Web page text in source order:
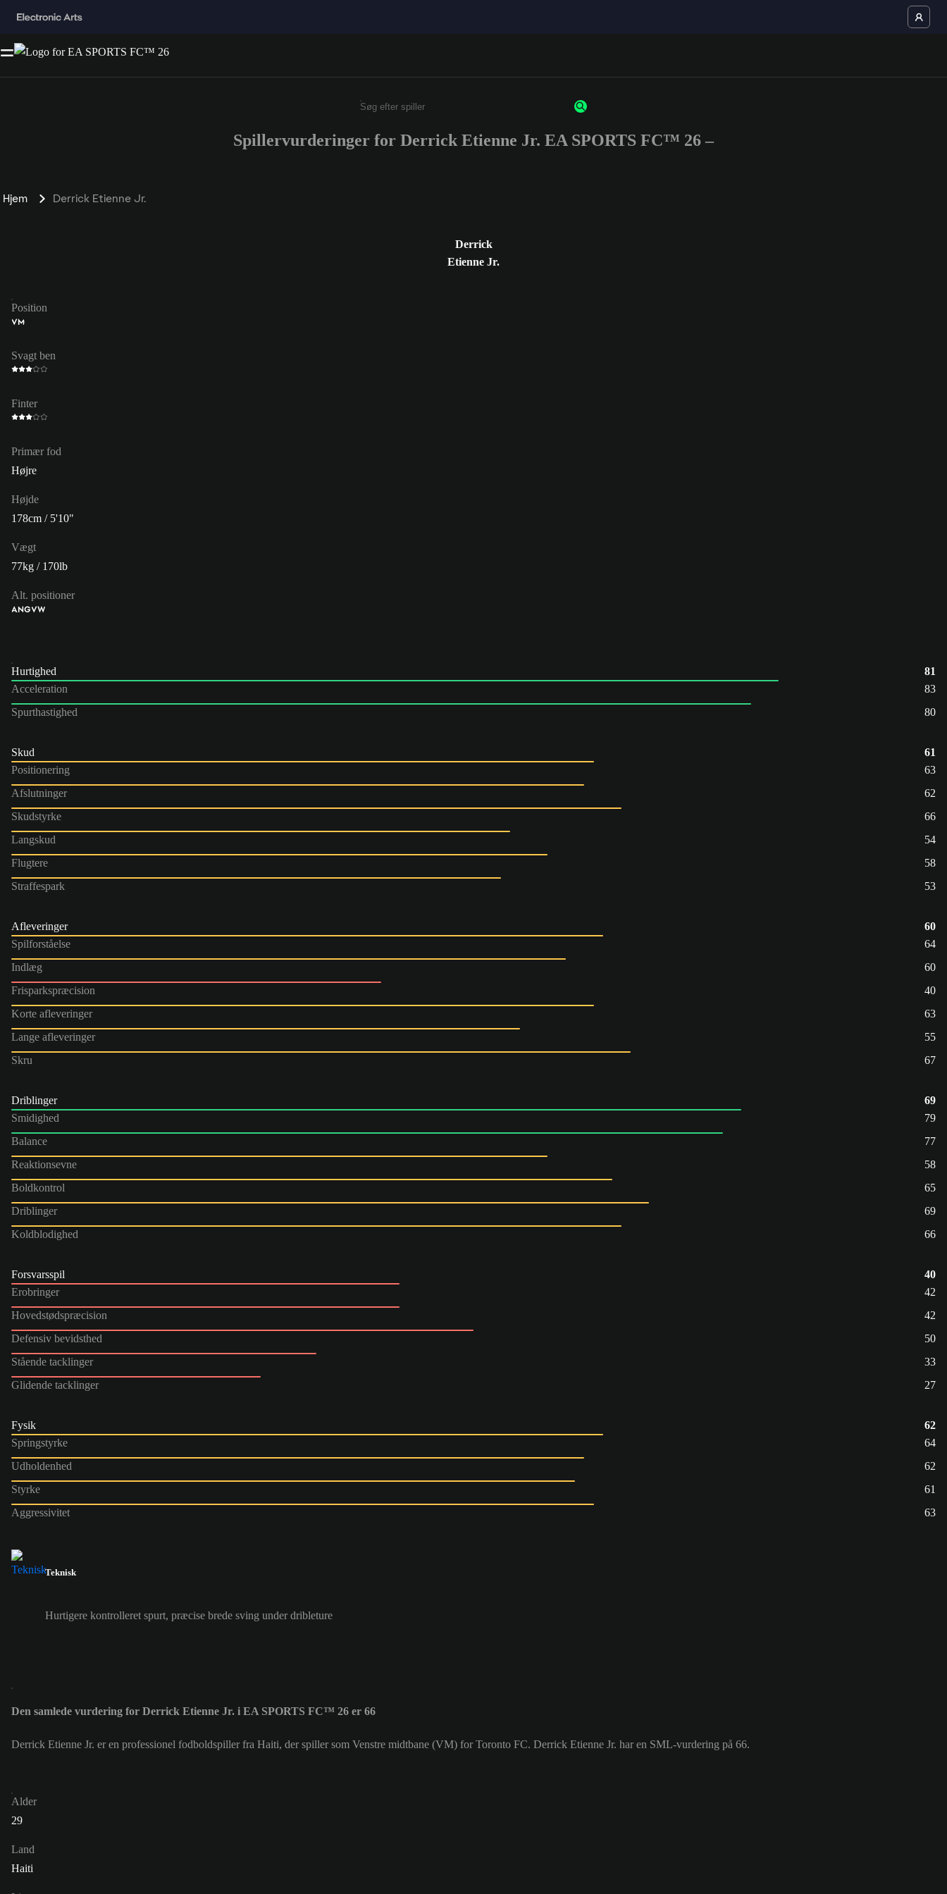
Enter a minimum of 3 characters or numbers
Spillervurderinger for Derrick Etienne Jr. EA SPORTS FC™ 26 –
Hjem Derrick Etienne Jr.
Derrick
Etienne Jr.
Position
VM
Svagt ben
Finter
Primær fod
Højre
Højde
178cm / 5'10"
Vægt
77kg / 170lb
Alt. positioner
ANGVW
Hurtighed
81
Acceleration
83
Spurthastighed
80
Skud
61
Positionering
63
Afslutninger
62
Skudstyrke
66
Langskud
54
Flugtere
58
Straffespark
53
Afleveringer
60
Spilforståelse
64
Indlæg
60
Frisparkspræcision
40
Korte afleveringer
63
Lange afleveringer
55
Skru
67
Driblinger
69
Smidighed
79
Balance
77
Reaktionsevne
58
Boldkontrol
65
Driblinger
69
Koldblodighed
66
Forsvarsspil
40
Erobringer
42
Hovedstødspræcision
42
Defensiv bevidsthed
50
Stående tacklinger
33
Glidende tacklinger
27
Fysik
62
Springstyrke
64
Udholdenhed
62
Styrke
61
Aggressivitet
63
Teknisk
Hurtigere kontrolleret spurt, præcise brede sving under dribleture
Den samlede vurdering for Derrick Etienne Jr. i EA SPORTS FC™ 26 er 66
Derrick Etienne Jr. er en professionel fodboldspiller fra Haiti, der spiller som Venstre midtbane (VM) for Toronto FC. Derrick Etienne Jr. har en SML-vurdering på 66.
Alder
29
Land
Haiti